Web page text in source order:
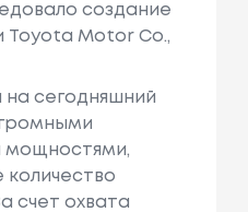
создание
Toyota Motor Co.,
сегодняшний
мощностями,
количество
счет охвата